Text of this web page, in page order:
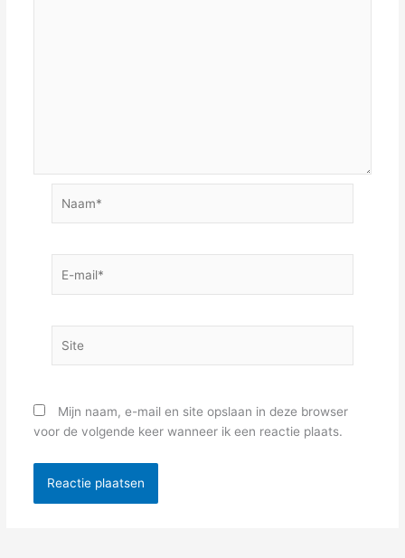
mail*
Mijn naam, e-mail en site opslaan in deze browser
voor de volgende keer wanneer ik een reactie plaats.